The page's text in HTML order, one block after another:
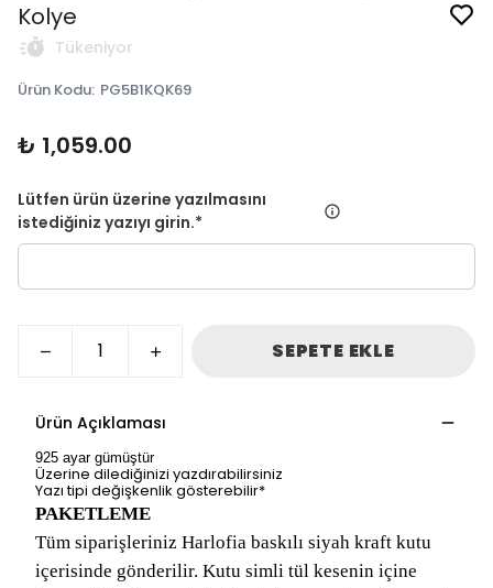
Kolye
Tükeniyor
Ürün Kodu: PG5B1KQK69
₺ 1,059.00
Lütfen ürün üzerine yazılmasını
istediğiniz yazıyı girin.*
SEPETE EKLE
Ürün Açıklaması
925 ayar gümüştür
Üzerine dilediğinizi yazdırabilirsiniz
Yazı tipi değişkenlik gösterebilir*
PAKETLEME
Tüm siparişleriniz Harlofia baskılı siyah kraft kutu
içerisinde gönderilir. Kutu simli tül kesenin içine